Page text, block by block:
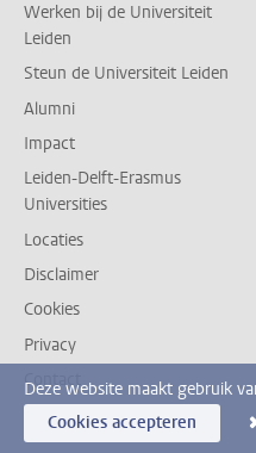
Werken bij de Universiteit
Leiden
Steun de Universiteit Leiden
Alumni
Impact
Leiden-Delft-Erasmus
Universities
Locaties
Disclaimer
Cookies
Privacy
Contact
Deze website maakt gebruik
Cookies accepteren